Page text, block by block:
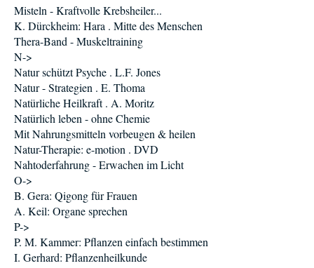
Misteln - Kraftvolle Krebsheiler...
K. Dürckheim: Hara . Mitte des Menschen
Thera-Band - Muskeltraining
N->
Natur schützt Psyche . L.F. Jones
Natur - Strategien . E. Thoma
Natürliche Heilkraft . A. Moritz
Natürlich leben - ohne Chemie
Mit Nahrungsmitteln vorbeugen & heilen
Natur-Therapie: e-motion . DVD
Nahtoderfahrung - Erwachen im Licht
O->
B. Gera: Qigong für Frauen
A. Keil: Organe sprechen
P->
P. M. Kammer: Pflanzen einfach bestimmen
I. Gerhard: Pflanzenheilkunde